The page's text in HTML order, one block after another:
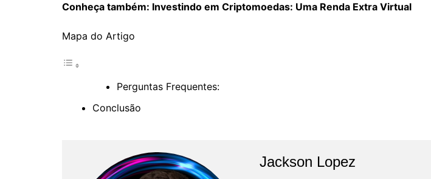
Conheça também: Investindo em Criptomoedas: Uma Renda Extra Virtual
Mapa do Artigo
Perguntas Frequentes:
Conclusão
Jackson Lopez